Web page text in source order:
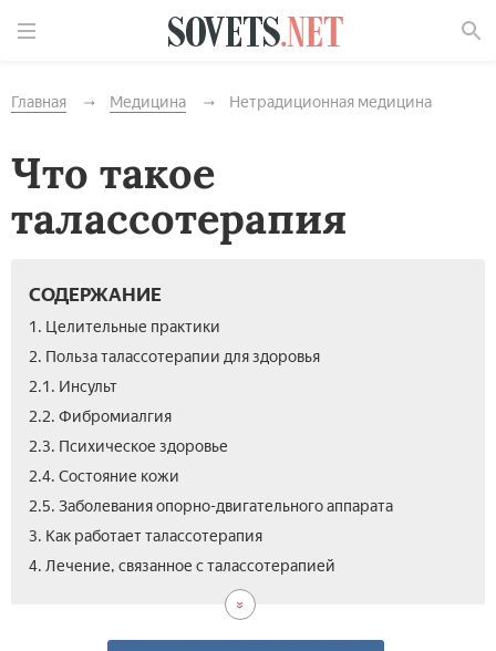
Главная Медицина Нетрадиционная медицина
Что такое
талассотерапия
СОДЕРЖАНИЕ
1. Целительные практики
2. Польза талассотерапии для здоровья
2.1. Инсульт
2.2. Фибромиалгия
2.3. Психическое здоровье
2.4. Состояние кожи
2.5. Заболевания опорно-двигательного аппарата
3. Как работает талассотерапия
4. Лечение, связанное с талассотерапией